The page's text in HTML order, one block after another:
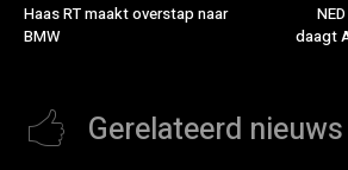
Haas RT maakt overstap naar
BMW
daagt
Gerelateerd nieuws